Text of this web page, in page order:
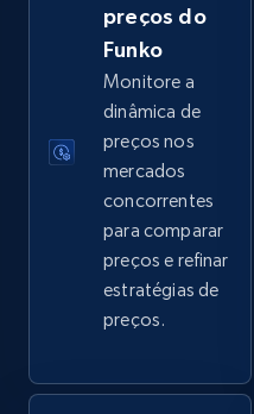
eBay - Gather data
URL, Product id, Title,
Seller reviews,
more.
eBay - Collect
URL, Product id, Title,
Seller reviews,
preços do
Funko
Monitore a
dinâmica de
preços nos
mercados
concorrentes
para comparar
preços e refinar
estratégias de
preços.